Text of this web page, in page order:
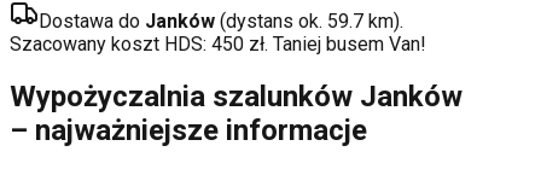
Dostawa do Janków (dystans ok. 59.7 km).
Szacowany koszt HDS: 450 zł. Taniej busem Van!
Wypożyczalnia szalunków Janków
– najważniejsze informacje